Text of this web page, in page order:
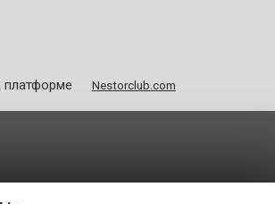
платформе Nestorclub.com